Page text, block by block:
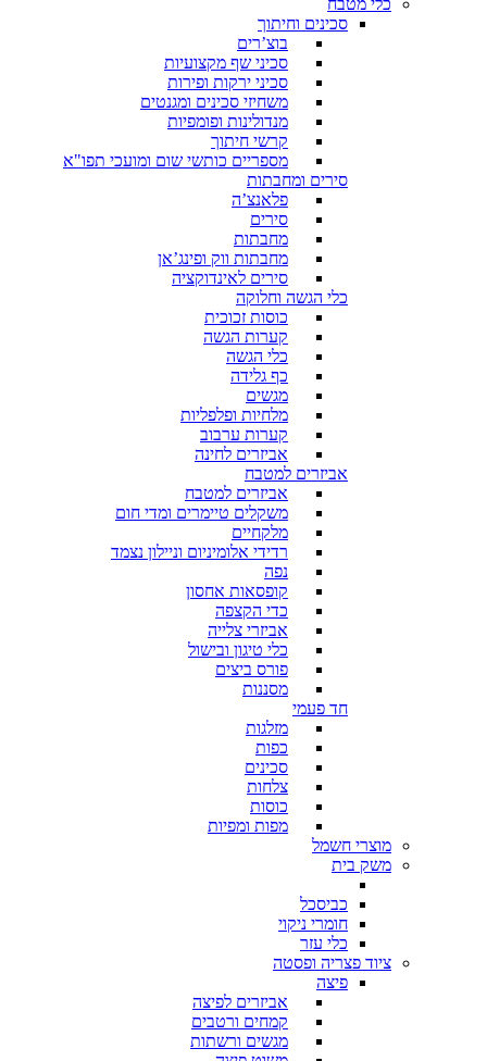
כלי מטבח
סכינים וחיתוך
בוצ’רים
סכיני שף מקצועיות
סכיני ירקות ופירות
משחיזי סכינים ומגנטים
מנדולינות ופומפיות
קרשי חיתוך
מספריים כותשי שום ומועכי תפו"א
סירים ומחבתות
פלאנצ’ה
סירים
מחבתות
מחבתות ווק ופינג’אן
סירים לאינדוקציה
כלי הגשה וחלוקה
כוסות זכוכית
קערות הגשה
כלי הגשה
כף גלידה
מגשים
מלחיות ופלפליות
קערות ערבוב
אביזרים לחינה
אביזרים למטבח
אביזרים למטבח
משקלים טיימרים ומדי חום
מלקחיים
רדידי אלומיניום וניילון נצמד
נפה
קופסאות אחסון
כדי הקצפה
אביזרי צלייה
כלי טיגון ובישול
פורס ביצים
מסננות
חד פעמי
מזלגות
כפות
סכינים
צלחות
כוסות
מפות ומפיות
מוצרי חשמל
משק בית
כביסכל
חומרי ניקוי
כלי עזר
ציוד פצריה ופסטה
פיצה
אביזרים לפיצה
קמחים ורטבים
מגשים ורשתות